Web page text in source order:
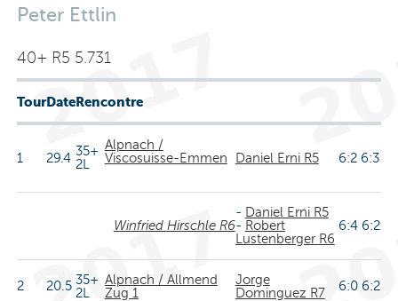
Peter Ettlin
40+ R5 5.731
TourDateRencontre
1 29.4 35+
2L
Alpnach /
Viscosuisse-Emmen
Daniel Erni R5 6:2 6:3
Winfried Hirschle R6
- Daniel Erni R5
- Robert
Lustenberger R6
6:4 6:2
2 20.5 35+
2L
Alpnach / Allmend
Zug 1
Jorge
Dominguez R7
6:0 6:2